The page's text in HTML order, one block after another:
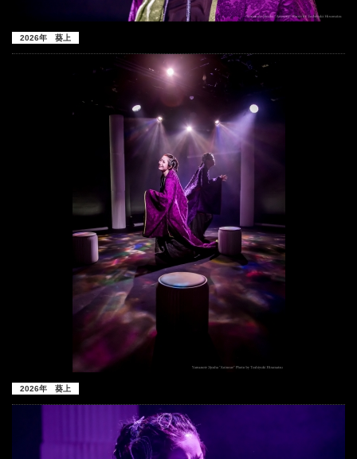
2026年 葵上
2026年 葵上